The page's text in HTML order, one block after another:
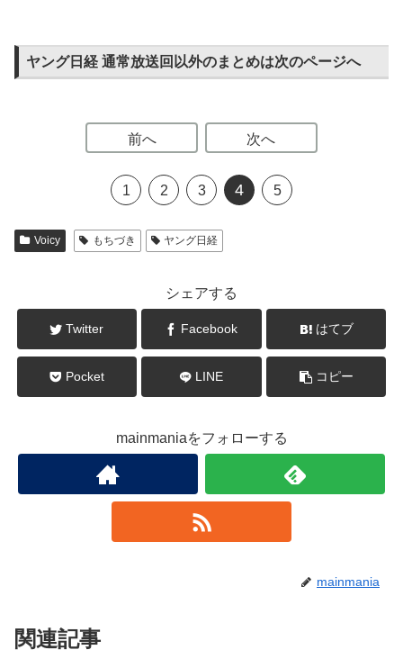
ヤング日経 通常放送回以外のまとめは次のページへ
前へ 次へ
1 2 3 4 5
Voicy もちづき ヤング日経
シェアする
Twitter Facebook はてブ
Pocket LINE コピー
mainmaniaをフォローする
mainmania
関連記事